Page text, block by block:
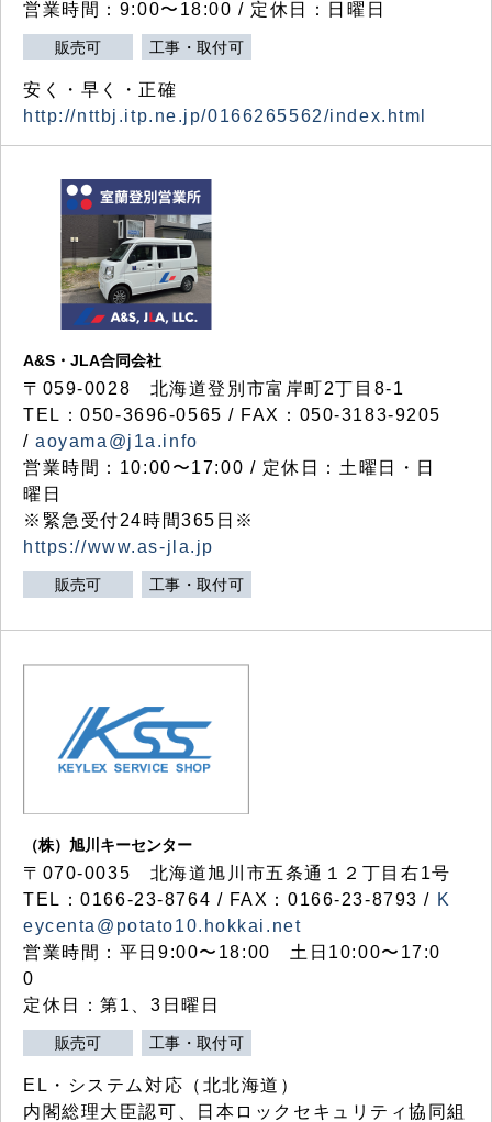
営業時間：9:00〜18:00 / 定休日：日曜日
販売可 工事・取付可
安く・早く・正確
http://nttbj.itp.ne.jp/0166265562/index.html
A&S・JLA合同会社
〒 059-0028 北海道登別市富岸町2丁目 8-1
TEL：050-3696-0565 / FAX：050-3183-9205
/aoyama@j1a.info
営業時間：10:00〜17:00 / 定休日：土曜日・日
曜日
※緊急受付24時間365日※
https://www.as-jla.jp
販売可 工事・取付可
（株）旭川キーセンター
〒070-0035 北海道旭川市五条通１２丁目右1号
TEL：0166-23-8764 / FAX：0166-23-8793 / K
eycenta@potato10.hokkai.net
営業時間：平日9:00〜18:00 土日10:00〜17:0
0
定休日：第1、3日曜日
販売可 工事・取付可
EL・システム対応（北北海道）
内閣総理大臣認可、日本ロックセキュリティ協同組